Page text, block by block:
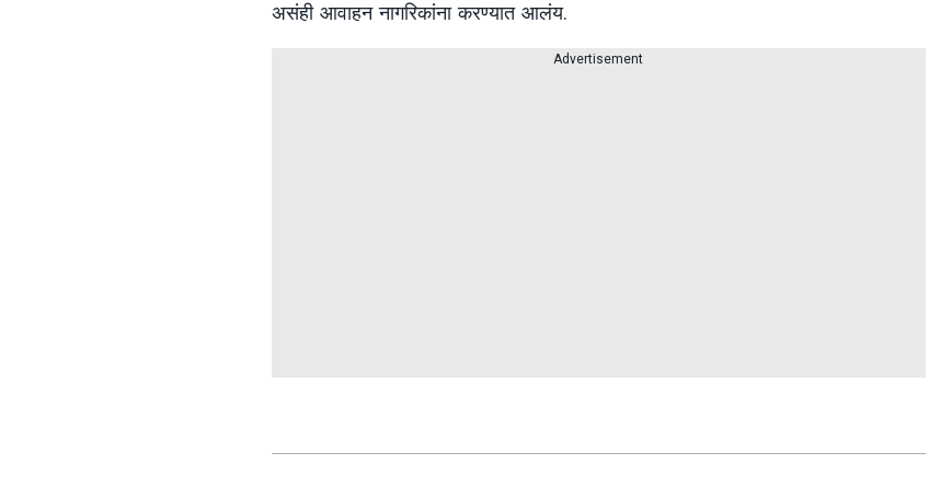
असंही आवाहन नागरिकांना करण्यात आलंय.
Advertisement